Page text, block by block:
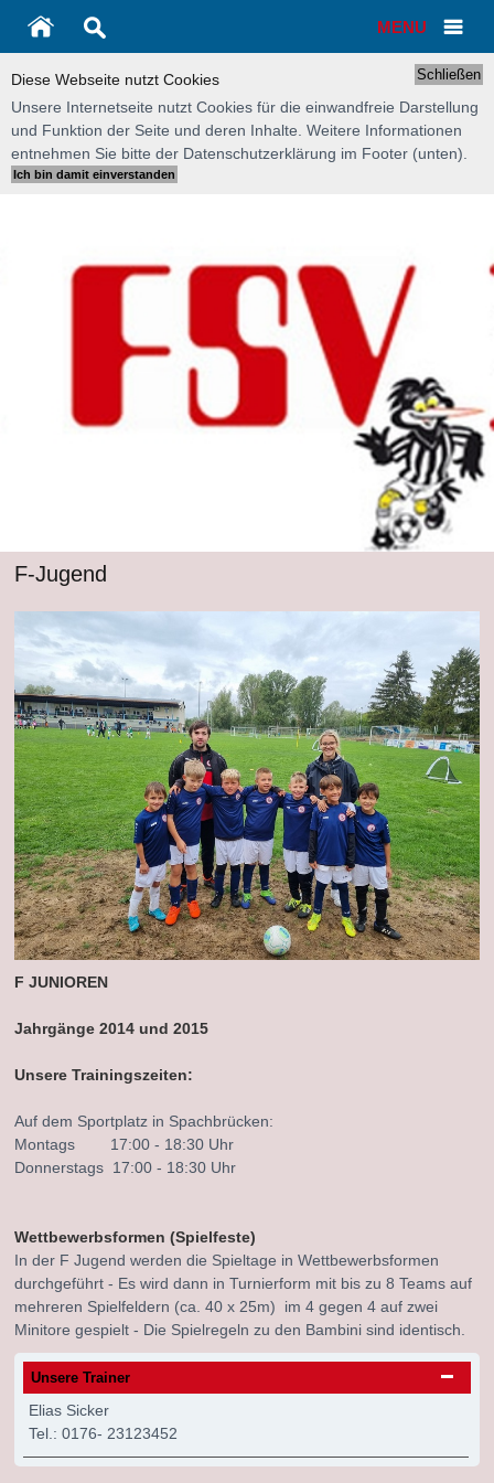
Schließen
Diese Webseite nutzt Cookies
Unsere Internetseite nutzt Cookies für die einwandfreie Darstellung
und Funktion der Seite und deren Inhalte. Weitere Informationen
entnehmen Sie bitte der Datenschutzerklärung im Footer (unten).
MENU
F-Jugend
F JUNIOREN
Jahrgänge 2014 und 2015
Unsere Trainingszeiten:
Auf dem Sportplatz in Spachbrücken:
Montags 17:00 - 18:30 Uhr
Donnerstags 17:00 - 18:30 Uhr
Wettbewerbsformen (Spielfeste)
In der F Jugend werden die Spieltage in Wettbewerbsformen
durchgeführt - Es wird dann in Turnierform mit bis zu 8 Teams auf
mehreren Spielfeldern (ca. 40 x 25m) im 4 gegen 4 auf zwei
Minitore gespielt - Die Spielregeln zu den Bambini sind identisch.
Unsere Trainer
Elias Sicker
Tel.: 0176- 23123452